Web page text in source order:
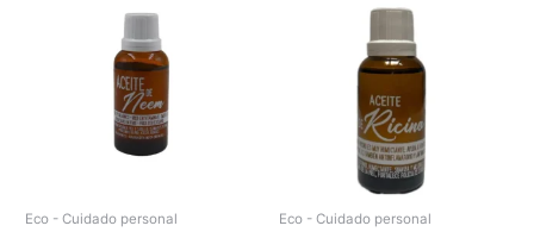
Eco - Cuidado personal Eco - Cuidado personal